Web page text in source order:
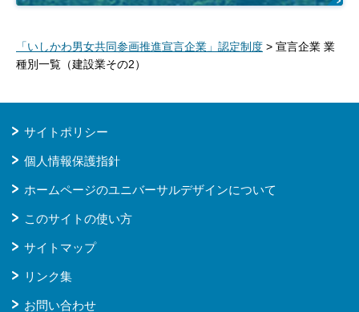
「いしかわ男女共同参画推進宣言企業」認定制度 > 宣言企業 業
種別一覧（建設業その2）
サイトポリシー
個人情報保護指針
ホームページのユニバーサルデザインについて
このサイトの使い方
サイトマップ
リンク集
お問い合わせ